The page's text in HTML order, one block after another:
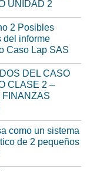
UNIDAD 2
2 Posibles
del informe
Caso Lap SAS
DEL CASO
CLASE 2 –
FINANZAS
como un sistema
de 2 pequeños